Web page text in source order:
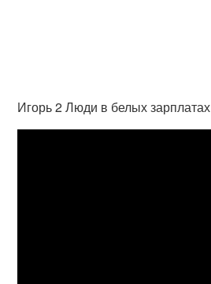
Игорь 2 Люди в белых